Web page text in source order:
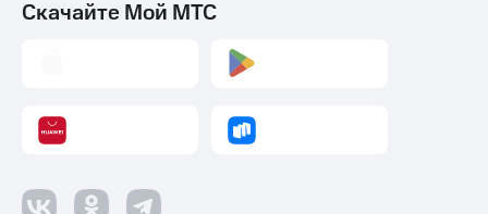
Скачайте Мой МТС